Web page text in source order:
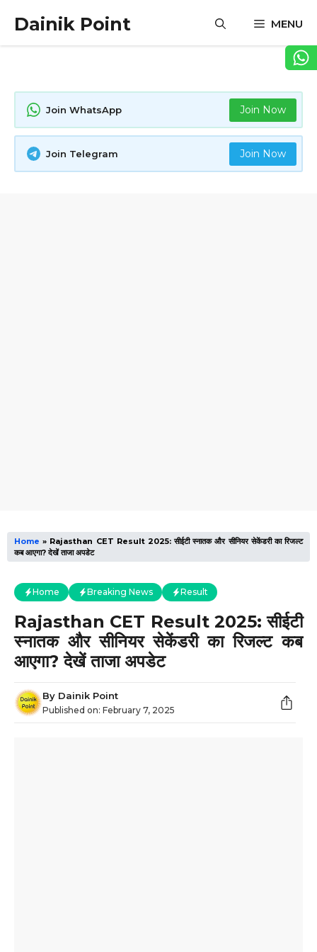
Dainik Point MENU
Join WhatsApp Join Now
Join Telegram Join Now
Home » Rajasthan CET Result 2025: सीईटी स्नातक और सीनियर सेकेंडरी का रिजल्ट
कब आएगा? देखें ताजा अपडेट
Home Breaking News Result
Rajasthan CET Result 2025: सीईटी
स्नातक और सीनियर सेकेंडरी का रिजल्ट कब
आएगा? देखें ताजा अपडेट
By Dainik Point
Published on: February 7, 2025